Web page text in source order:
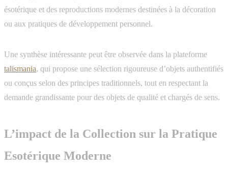
ésotérique et des reproductions modernes destinées à la décoration
ou aux pratiques de développement personnel.
Une synthèse intéressante peut être observée dans la plateforme
talismania, qui propose une sélection rigoureuse d’objets authentifiés
ou conçus selon des principes traditionnels, tout en respectant la
demande grandissante pour des objets de qualité et chargés de sens.
L’impact de la Collection sur la Pratique
Esotérique Moderne